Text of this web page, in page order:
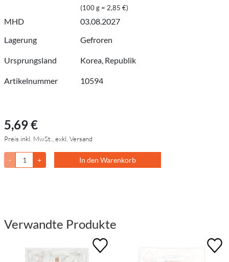
(100 g = 2,85 €)
MHD
03.08.2027
Lagerung
Gefroren
Ursprungsland Korea, Republik
Artikelnummer 10594
5,69 €
Preis inkl. MwSt., exkl. Versand
- + In den Warenkorb
Verwandte Produkte